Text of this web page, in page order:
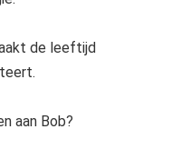
de leeftijd
aan Bob?